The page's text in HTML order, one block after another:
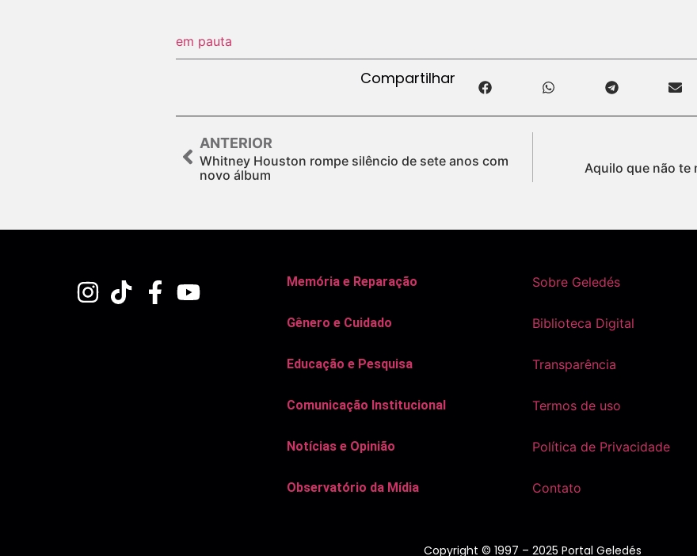
em pauta
Compartilhar
ANTERIOR
Whitney Houston rompe silêncio de sete anos com
novo álbum
Aquilo que não te
Memória e Reparação
Gênero e Cuidado
Educação e Pesquisa
Comunicação Institucional
Notícias e Opinião
Observatório da Mídia
Sobre Geledés
Biblioteca Digital
Transparência
Termos de uso
Política de Privacidade
Contato
Copyright © 1997 – 2025 Portal Geledés